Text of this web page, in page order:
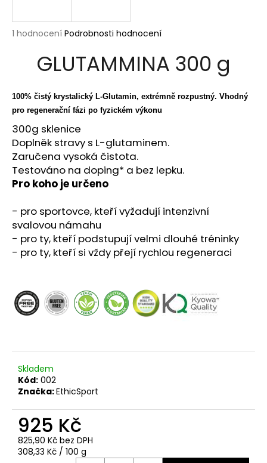
Průměrné
produktu
5
hvězdiček.
1 hodnocení Podrobnosti hodnocení
GLUTAMMINA 300 g
100% čistý krystalický L-Glutamin, extrémně rozpustný. Vhodný
pro regenerační fázi po fyzickém výkonu
300g sklenice
Doplněk stravy s L-glutaminem.
Zaručena vysoká čistota.
Testováno na doping* a bez lepku.
Pro koho je určeno
- pro sportovce, kteří vyžadují intenzivní
svalovou námahu
- pro ty, kteří podstupují velmi dlouhé tréninky
- pro ty, kteří si vždy přejí rychlou regeneraci
Skladem
Kód: 002
Značka:EthicSport
925 Kč
825,90 Kč bez DPH
Měrná
308,33 Kč / 100 g
j
HLEDAT
D
p
o
r
u
j
e